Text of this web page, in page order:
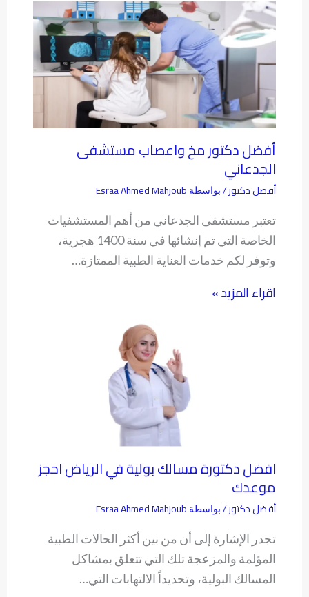
أفضل دكتور مخ واعصاب مستشفى
الجدعاني
أفضل دكتور/ بواسطة Esraa Ahmed Mahjoub
تعتبر مستشفى الجدعاني من أهم المستشفيات
الخاصة التي تم إنشائها في سنة 1400 هجرية،
وتوفر لكم خدمات العناية الطبية الممتازة…
اقراء المزيد »
افضل دكتورة مسالك بولية في الرياض احجز
موعدك
أفضل دكتور/ بواسطة Esraa Ahmed Mahjoub
تجدر الإشارة إلى أن من بين أكثر الحالات الطبية
المؤلمة والمزعجة تلك التي تتعلق بمشاكل
المسالك البولية، وتحديداً الالتهابات التي…